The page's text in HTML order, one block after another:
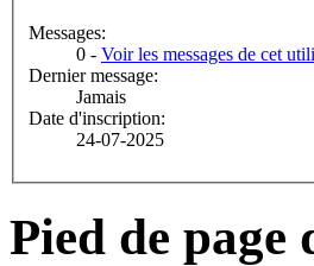
Messages:
0 - Voir les messages de cet
Dernier message:
Jamais
Date d'inscription:
24-07-2025
Pied de page